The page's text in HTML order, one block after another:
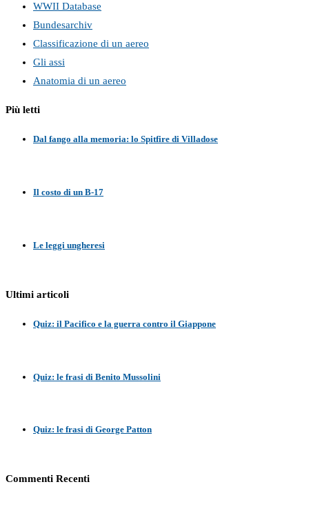
WWII Database
Bundesarchiv
Classificazione di un aereo
Gli assi
Anatomia di un aereo
Più letti
Dal fango alla memoria: lo Spitfire di Villadose
Il costo di un B-17
Le leggi ungheresi
Ultimi articoli
Quiz: il Pacifico e la guerra contro il Giappone
Quiz: le frasi di Benito Mussolini
Quiz: le frasi di George Patton
Commenti Recenti